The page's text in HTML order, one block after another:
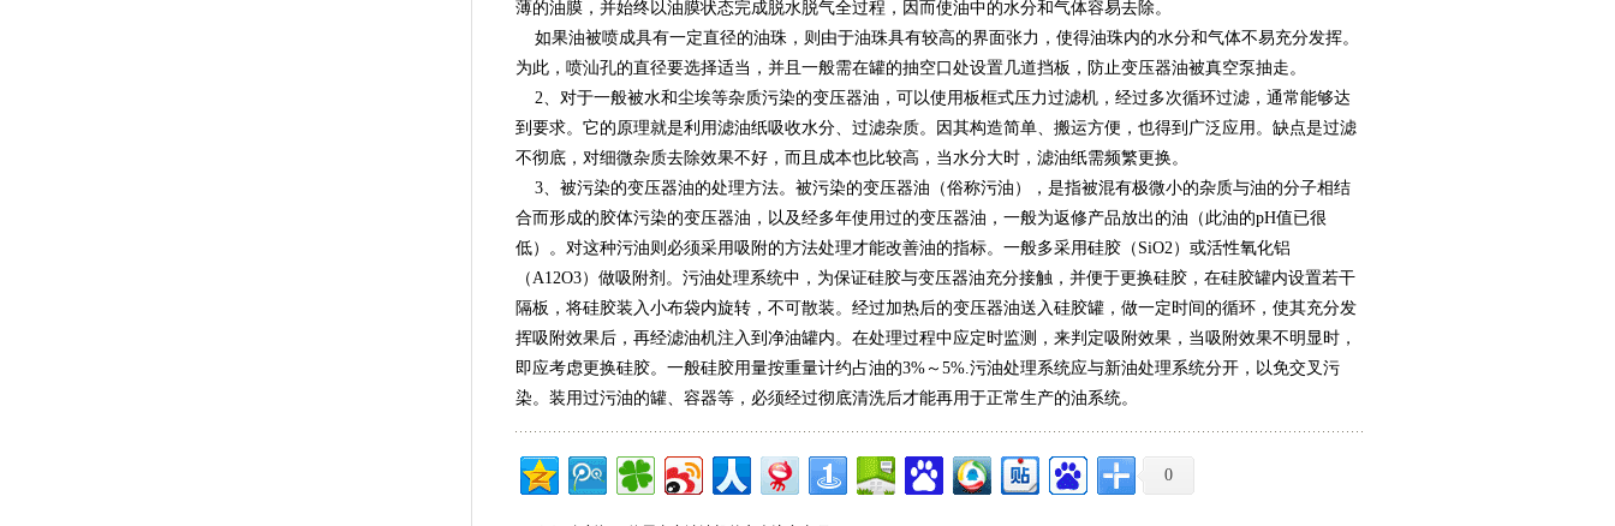
薄的油膜，并始终以油膜状态完成脱水脱气全过程，因而使油中的水分和气体容易去除。
如果油被喷成具有一定直径的油珠，则由于油珠具有较高的界面张力，使得油珠内的水分和气体不易充分发挥。
为此，喷汕孔的直径要选择适当，并且一般需在罐的抽空口处设置几道挡板，防止变压器油被真空泵抽走。
2、对于一般被水和尘埃等杂质污染的变压器油，可以使用板框式压力过滤机，经过多次循环过滤，通常能够达
到要求。它的原理就是利用滤油纸吸收水分、过滤杂质。因其构造简单、搬运方便，也得到广泛应用。缺点是过滤
不彻底，对细微杂质去除效果不好，而且成本也比较高，当水分大时，滤油纸需频繁更换。
3、被污染的变压器油的处理方法。被污染的变压器油（俗称污油），是指被混有极微小的杂质与油的分子相结
合而形成的胶体污染的变压器油，以及经多年使用过的变压器油，一般为返修产品放出的油（此油的pH值已很
低）。对这种污油则必须采用吸附的方法处理才能改善油的指标。一般多采用硅胶（SiO2）或活性氧化铝
（A12O3）做吸附剂。污油处理系统中，为保证硅胶与变压器油充分接触，并便于更换硅胶，在硅胶罐内设置若干
隔板，将硅胶装入小布袋内旋转，不可散装。经过加热后的变压器油送入硅胶罐，做一定时间的循环，使其充分发
挥吸附效果后，再经滤油机注入到净油罐内。在处理过程中应定时监测，来判定吸附效果，当吸附效果不明显时，
即应考虑更换硅胶。一般硅胶用量按重量计约占油的3%～5%.污油处理系统应与新油处理系统分开，以免交叉污
染。装用过污油的罐、容器等，必须经过彻底清洗后才能再用于正常生产的油系统。
0